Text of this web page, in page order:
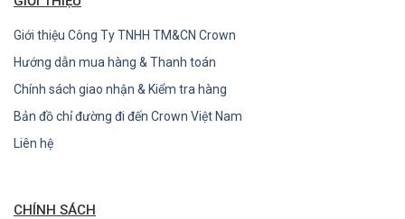
Giới thiệu Công Ty TNHH TM&CN Crown
Hướng dẫn mua hàng & Thanh toán
Chính sách giao nhận & Kiểm tra hàng
Bản đồ chỉ đường đi đến Crown Việt Nam
Liên hệ
CHÍNH SÁCH